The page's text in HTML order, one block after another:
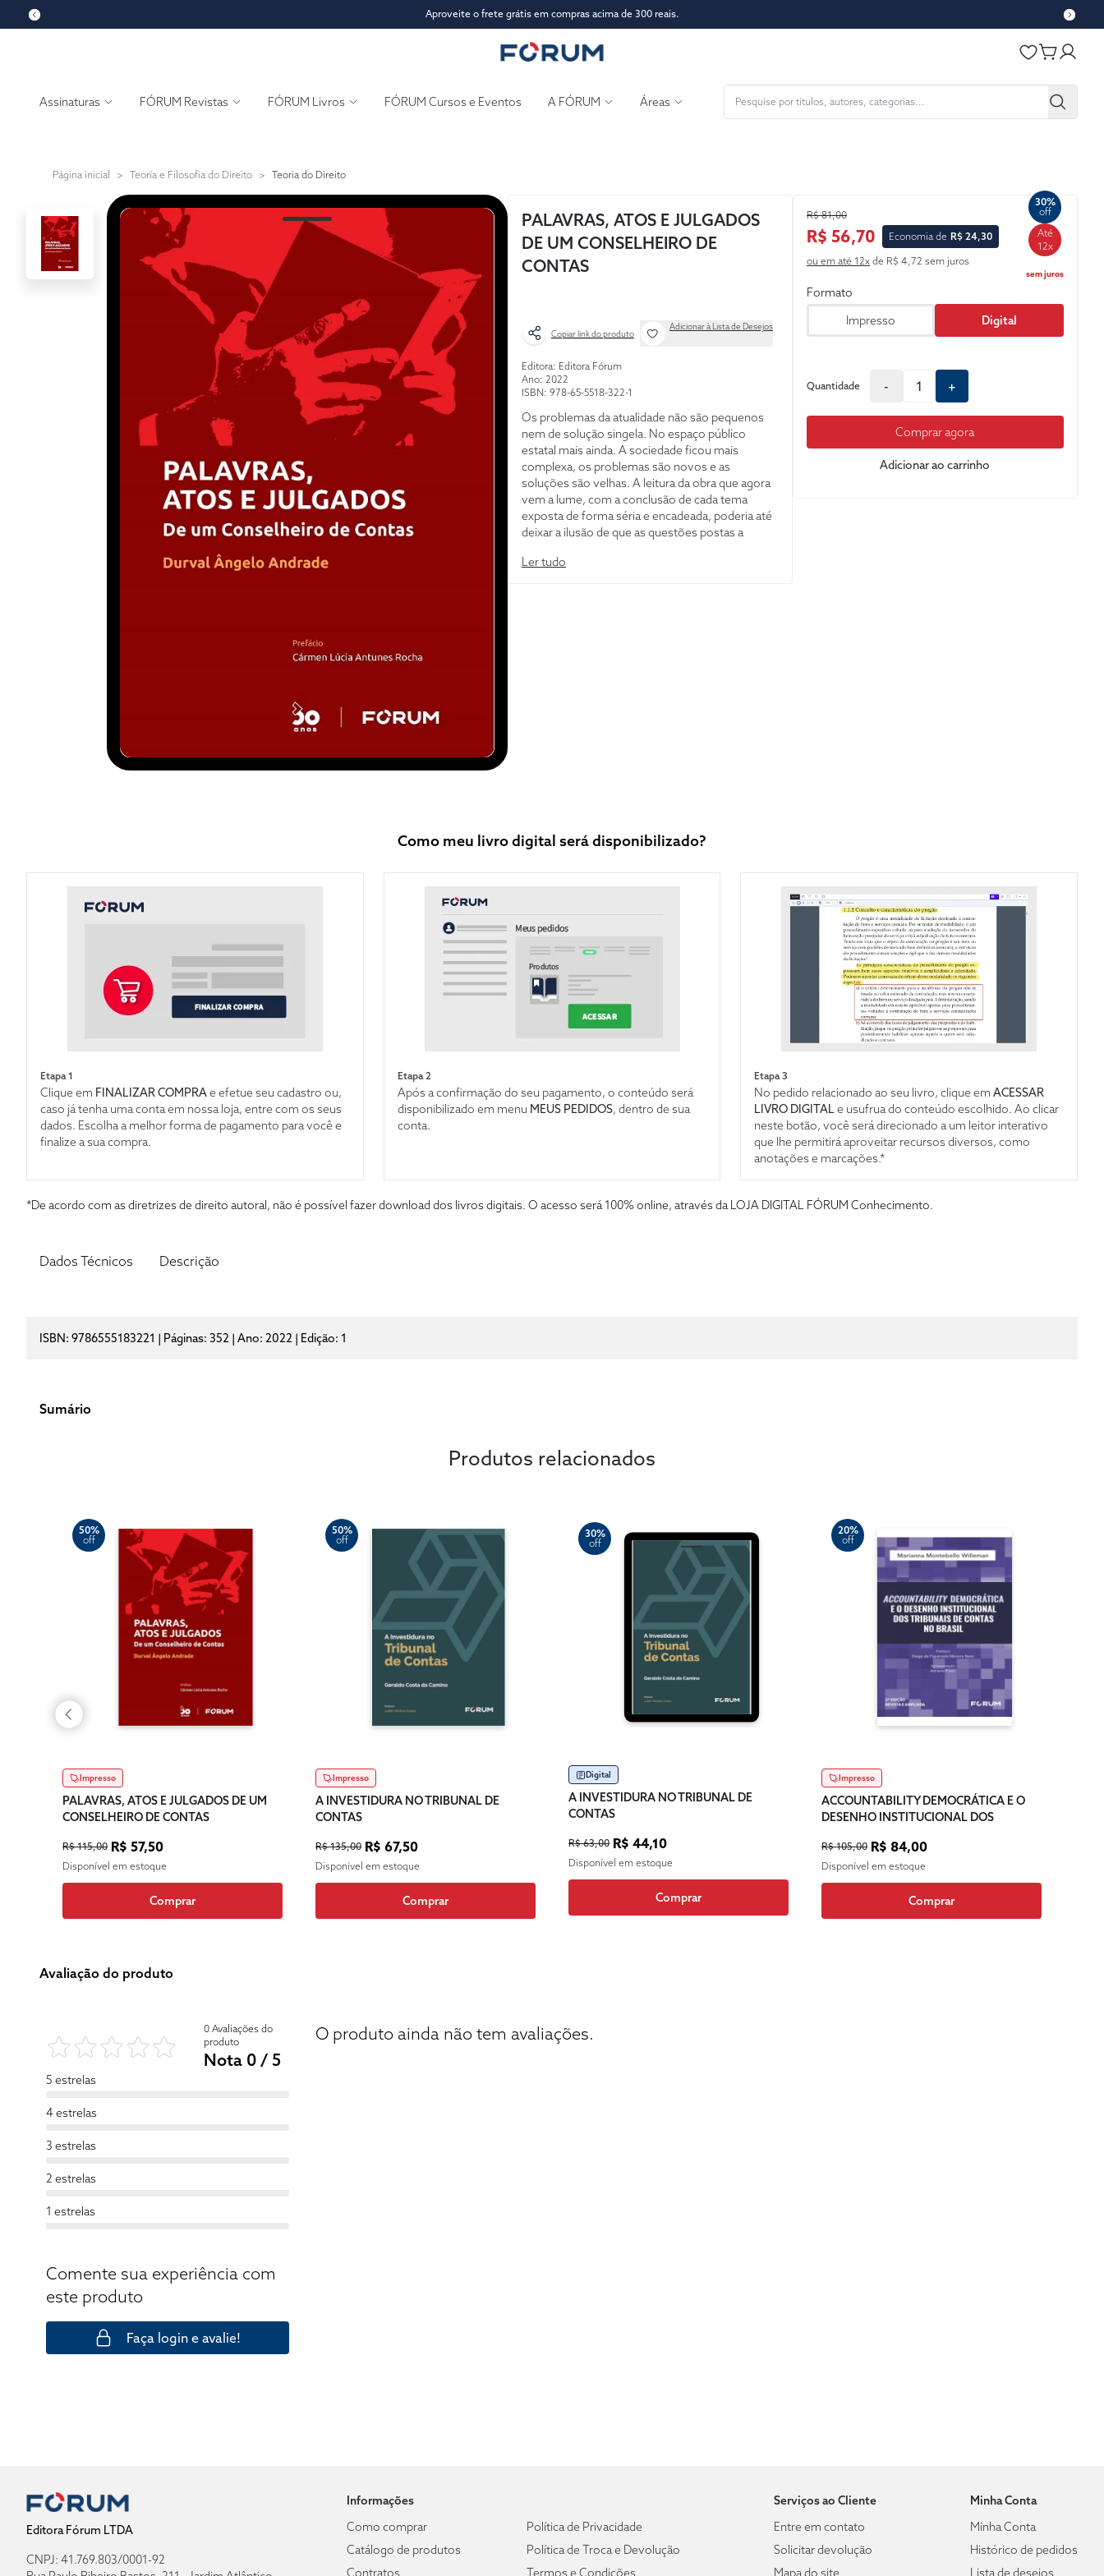
Aproveite o frete grátis em compras acima de 300 reais.
Assinaturas FÓRUM Revistas FÓRUM Livros FÓRUM Cursos e Eventos A FÓRUM Áreas
Página inicial > Teoría e Filosofia do Direito > Teoria do Direito
PALAVRAS, ATOS E JULGADOS
DE UM CONSELHEIRO DE
CONTAS
Copiar link do produto
Adicionar à Lista de Desejos
Editora: Editora Fórum
Ano: 2022
ISBN: 978-65-5518-322-1
Os problemas da atualidade não são pequenos
nem de solução singela. No espaço público
estatal mais ainda. A sociedade ficou mais
complexa, os problemas são novos e as
soluções são velhas. A leitura da obra que agora
vem a lume, com a conclusão de cada tema
exposta de forma séria e encadeada, poderia até
deixar a ilusão de que as questões postas a
Conselheiro Durval são descomplicadas. Não
Ler tudo
R$ 81,00
R$ 56,70 Economia de R$ 24,30
30%
off
Até
12x
sem juros
ou em até 12xde R$ 4,72 sem juros
Formato
Impresso
Digital
Quantidade - +
Comprar agora
Adicionar ao carrinho
Como meu livro digital será disponibilizado?
Etapa 1
Clique em FINALIZAR COMPRAe efetue seu cadastro ou,
caso já tenha uma conta em nossa loja, entre com os seus
dados. Escolha a melhor forma de pagamento para você e
finalize a sua compra.
Etapa 2
Após a confirmação do seu pagamento, o conteúdo será
disponibilizado em menu MEUS PEDIDOS, dentro de sua
conta.
Etapa 3
No pedido relacionado ao seu livro, clique emACESSAR
LIVRO DIGITALe usufrua do conteúdo escolhido. Ao clicar
neste botão, você será direcionado a um leitor interativo
que lhe permitirá aproveitar recursos diversos, como
anotações e marcações.*
*De acordo com as diretrizes de direito autoral, não é possível fazer download dos livros digitais. O acesso será 100% online, através da LOJA DIGITAL FÓRUM Conhecimento.
Dados Técnicos Descrição
ISBN: 9786555183221 | Páginas: 352 | Ano: 2022 | Edição: 1
Sumário
Produtos relacionados
50%
off
Impresso
PALAVRAS, ATOS E JULGADOS DE UM
CONSELHEIRO DE CONTAS
R$ 115,00 R$ 57,50
Disponível em estoque
Comprar
50%
off
Impresso
A INVESTIDURA NO TRIBUNAL DE
CONTAS
R$ 135,00 R$ 67,50
Disponível em estoque
Comprar
30%
off
Digital
A INVESTIDURA NO TRIBUNAL DE
CONTAS
R$ 63,00 R$ 44,10
Disponível em estoque
Comprar
20%
off
Impresso
ACCOUNTABILITY DEMOCRÁTICA E O
DESENHO INSTITUCIONAL DOS
R$ 105,00 R$ 84,00
Disponível em estoque
Comprar
Avaliação do produto
0 Avaliações do
produto
Nota 0 / 5
5 estrelas
4 estrelas
3 estrelas
2 estrelas
1 estrelas
Comente sua experiência com
este produto
Faça login e avalie!
O produto ainda não tem avaliações.
Editora Fórum LTDA
CNPJ: 41.769.803/0001-92
Informações
Como comprar
Catálogo de produtos
Contratos
Política de Privacidade
Política de Troca e Devolução
Termos e Condições
Serviços ao Cliente
Entre em contato
Solicitar devolução
Mapa do site
Minha Conta
Minha Conta
Histórico de pedidos
Lista de desejos